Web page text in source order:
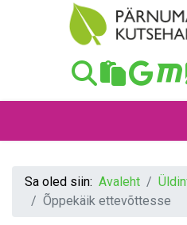
Sa oled siin: Avaleht
Õppekäik ettevõttesse